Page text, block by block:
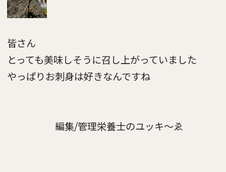
皆さん
とっても美味しそうに召し上がっていました
やっぱりお刺身は好きなんですね
編集/管理栄養士のユッキ～ゑ